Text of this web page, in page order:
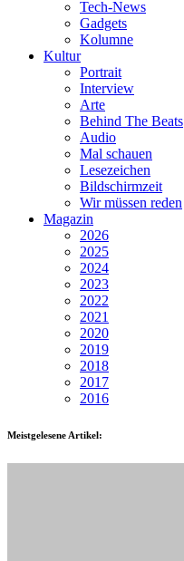
Tech-News
Gadgets
Kolumne
Kultur
Portrait
Interview
Arte
Behind The Beats
Audio
Mal schauen
Lesezeichen
Bildschirmzeit
Wir müssen reden
Magazin
2026
2025
2024
2023
2022
2021
2020
2019
2018
2017
2016
Meistgelesene Artikel: